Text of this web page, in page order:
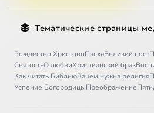
Тематические страницы
Рождество ХристовоПасхаВеликий пост
СвятостьО любвиХристианский брак
Как читать БиблиюЗачем нужна религия
Успение БогородицыПреображение